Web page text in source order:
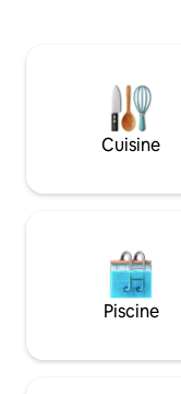
est très bien, les
grandes, les lits
et, le meilleur, c'est
maison pour
vraiment gentille. » Ajoutez mon
Cuisine
Piscine